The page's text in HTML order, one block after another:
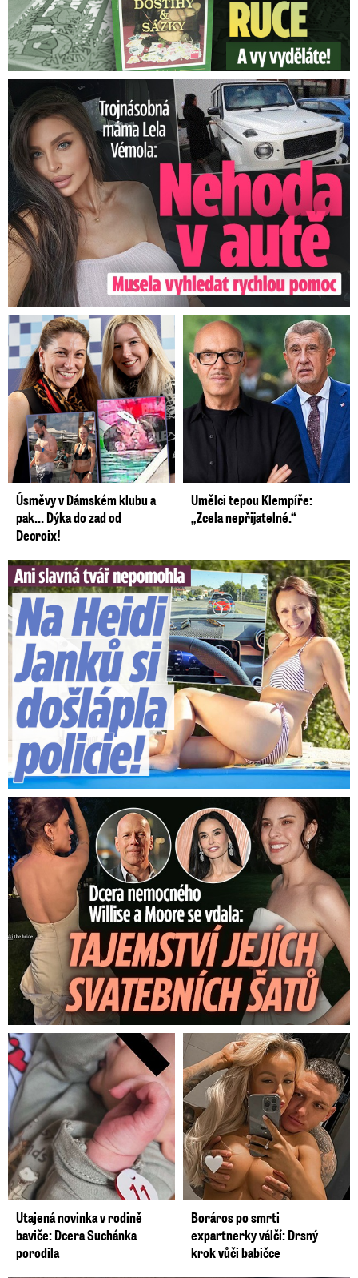
Trojnásobná máma Lela Vémola: Nehoda v autě
Úsměvy v Dámském klubu a
pak… Dýka do zad od
Decroix!
Umělci tepou Klempíře:
„Zcela nepřijatelné.“
Slavná tvář nepomohla. Na Heidi Janků si došlápla policie
Dcera nemocného Willise a Moore se vdala: Tajemství šatů
Utajená novinka v rodině
baviče: Dcera Suchánka
porodila
Boráros po smrti
expartnerky válčí: Drsný
krok vůči babičce